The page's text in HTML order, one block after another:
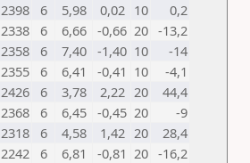
2398 6 5,98 0,02 10
0,2
2338 6 6,66 -0,66 20 -13,2
2358 6 7,40 -1,40 10
-14
2355 6 6,41 -0,41 10
-4,1
2426 6 3,78 2,22 20
44,4
2368 6 6,45 -0,45 20
-9
2318 6 4,58 1,42 20
28,4
2242 6 6,81 -0,81 20 -16,2